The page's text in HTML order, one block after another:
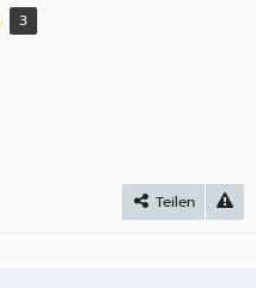
3
Teilen